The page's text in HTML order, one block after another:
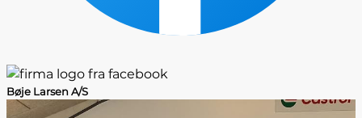
Bøje Larsen A/S